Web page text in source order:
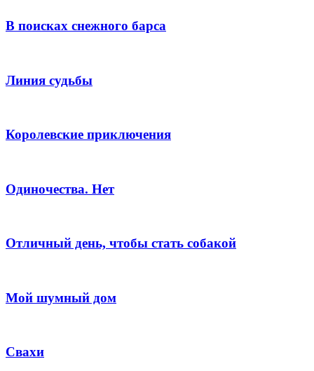
В поисках снежного барса
Линия судьбы
Королевские приключения
Одиночества. Нет
Отличный день, чтобы стать собакой
Мой шумный дом
Свахи